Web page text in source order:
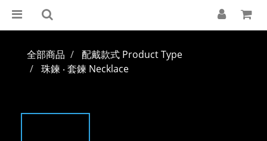
全部商品
配戴款式 Product Type
珠鍊 ‧ 套鍊 Necklace